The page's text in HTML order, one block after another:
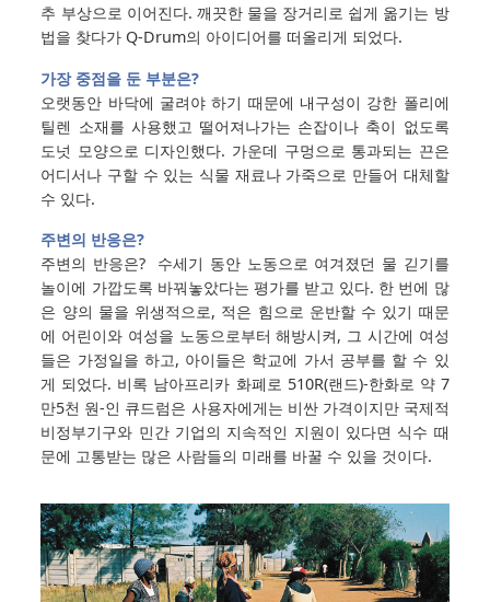
추 부상으로 이어진다. 깨끗한 물을 장거리로 쉽게 옮기는 방
법을 찾다가 Q-Drum의 아이디어를 떠올리게 되었다.
가장 중점을 둔 부분은?
오랫동안 바닥에 굴려야 하기 때문에 내구성이 강한 폴리에
틸렌 소재를 사용했고 떨어져나가는 손잡이나 축이 없도록
도넛 모양으로 디자인했다. 가운데 구멍으로 통과되는 끈은
어디서나 구할 수 있는 식물 재료나 가죽으로 만들어 대체할
수 있다.
주변의 반응은?
주변의 반응은? 수세기 동안 노동으로 여겨졌던 물 긷기를
놀이에 가깝도록 바꿔놓았다는 평가를 받고 있다. 한 번에 많
은 양의 물을 위생적으로, 적은 힘으로 운반할 수 있기 때문
에 어린이와 여성을 노동으로부터 해방시켜, 그 시간에 여성
들은 가정일을 하고, 아이들은 학교에 가서 공부를 할 수 있
게 되었다. 비록 남아프리카 화폐로 510R(랜드)-한화로 약 7
만5천 원-인 큐드럼은 사용자에게는 비싼 가격이지만 국제적
비정부기구와 민간 기업의 지속적인 지원이 있다면 식수 때
문에 고통받는 많은 사람들의 미래를 바꿀 수 있을 것이다.